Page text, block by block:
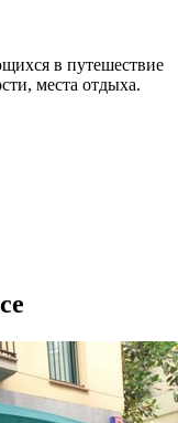
в путешествие
места отдыха.